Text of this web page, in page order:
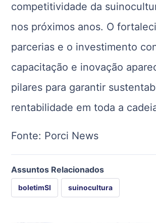
competitividade da
nos próximos anos. O
parcerias e o investimento
capacitação e inovação
pilares para garantir
rentabilidade em toda a
Fonte: Porci News
Assuntos Relacionados
boletimSI suinocultura